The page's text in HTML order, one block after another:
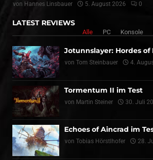
von Hannes Linsbauer 5. August 2026 0
LATEST REVIEWS
Alle PC Konsole
Jotunnslayer: Hordes of
von Tom Steinbauer 4.
Tormentum II im Test
von Martin Steiner 30. Juli
Echoes of Aincrad im
von Tobias Hörstlhofer 28.